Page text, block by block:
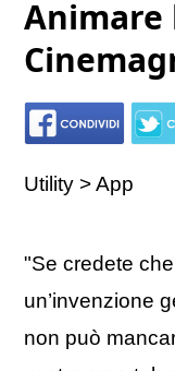
Animare
Utility > App
"Se credete
un’invenzione
non può